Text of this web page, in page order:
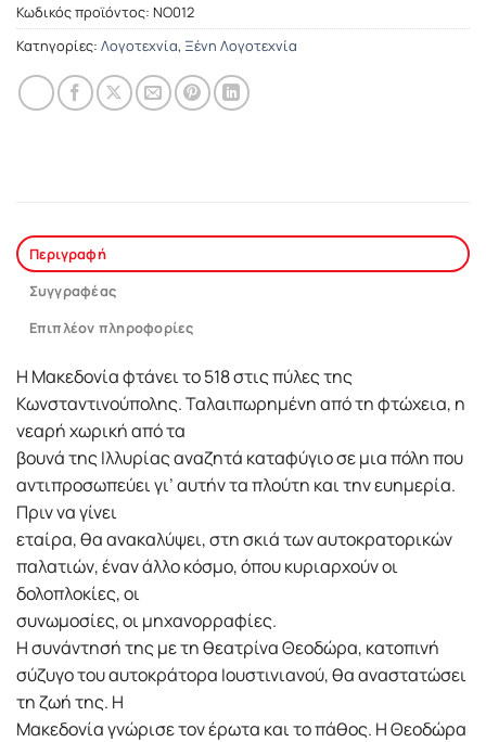
Κωδικός προϊόντος: ΝΟ012
Κατηγορίες: Λογοτεχνία, Ξένη Λογοτεχνία
Περιγραφή
Συγγραφέας
Επιπλέον πληροφορίες
Η Μακεδονία φτάνει το 518 στις πύλες της
Κωνσταντινούπολης. Ταλαιπωρημένη από τη φτώχεια, η
νεαρή χωρική από τα
βουνά της Ιλλυρίας αναζητά καταφύγιο σε μια πόλη που
αντιπροσωπεύει γι’ αυτήν τα πλούτη και την ευημερία.
Πριν να γίνει
εταίρα, θα ανακαλύψει, στη σκιά των αυτοκρατορικών
παλατιών, έναν άλλο κόσμο, όπου κυριαρχούν οι
δολοπλοκίες, οι
συνωμοσίες, οι μηχανορραφίες.
Η συνάντησή της με τη θεατρίνα Θεοδώρα, κατοπινή
σύζυγο του αυτοκράτορα Ιουστινιανού, θα αναστατώσει
τη ζωή της. Η
Μακεδονία γνώρισε τον έρωτα και το πάθος. Η Θεοδώρα